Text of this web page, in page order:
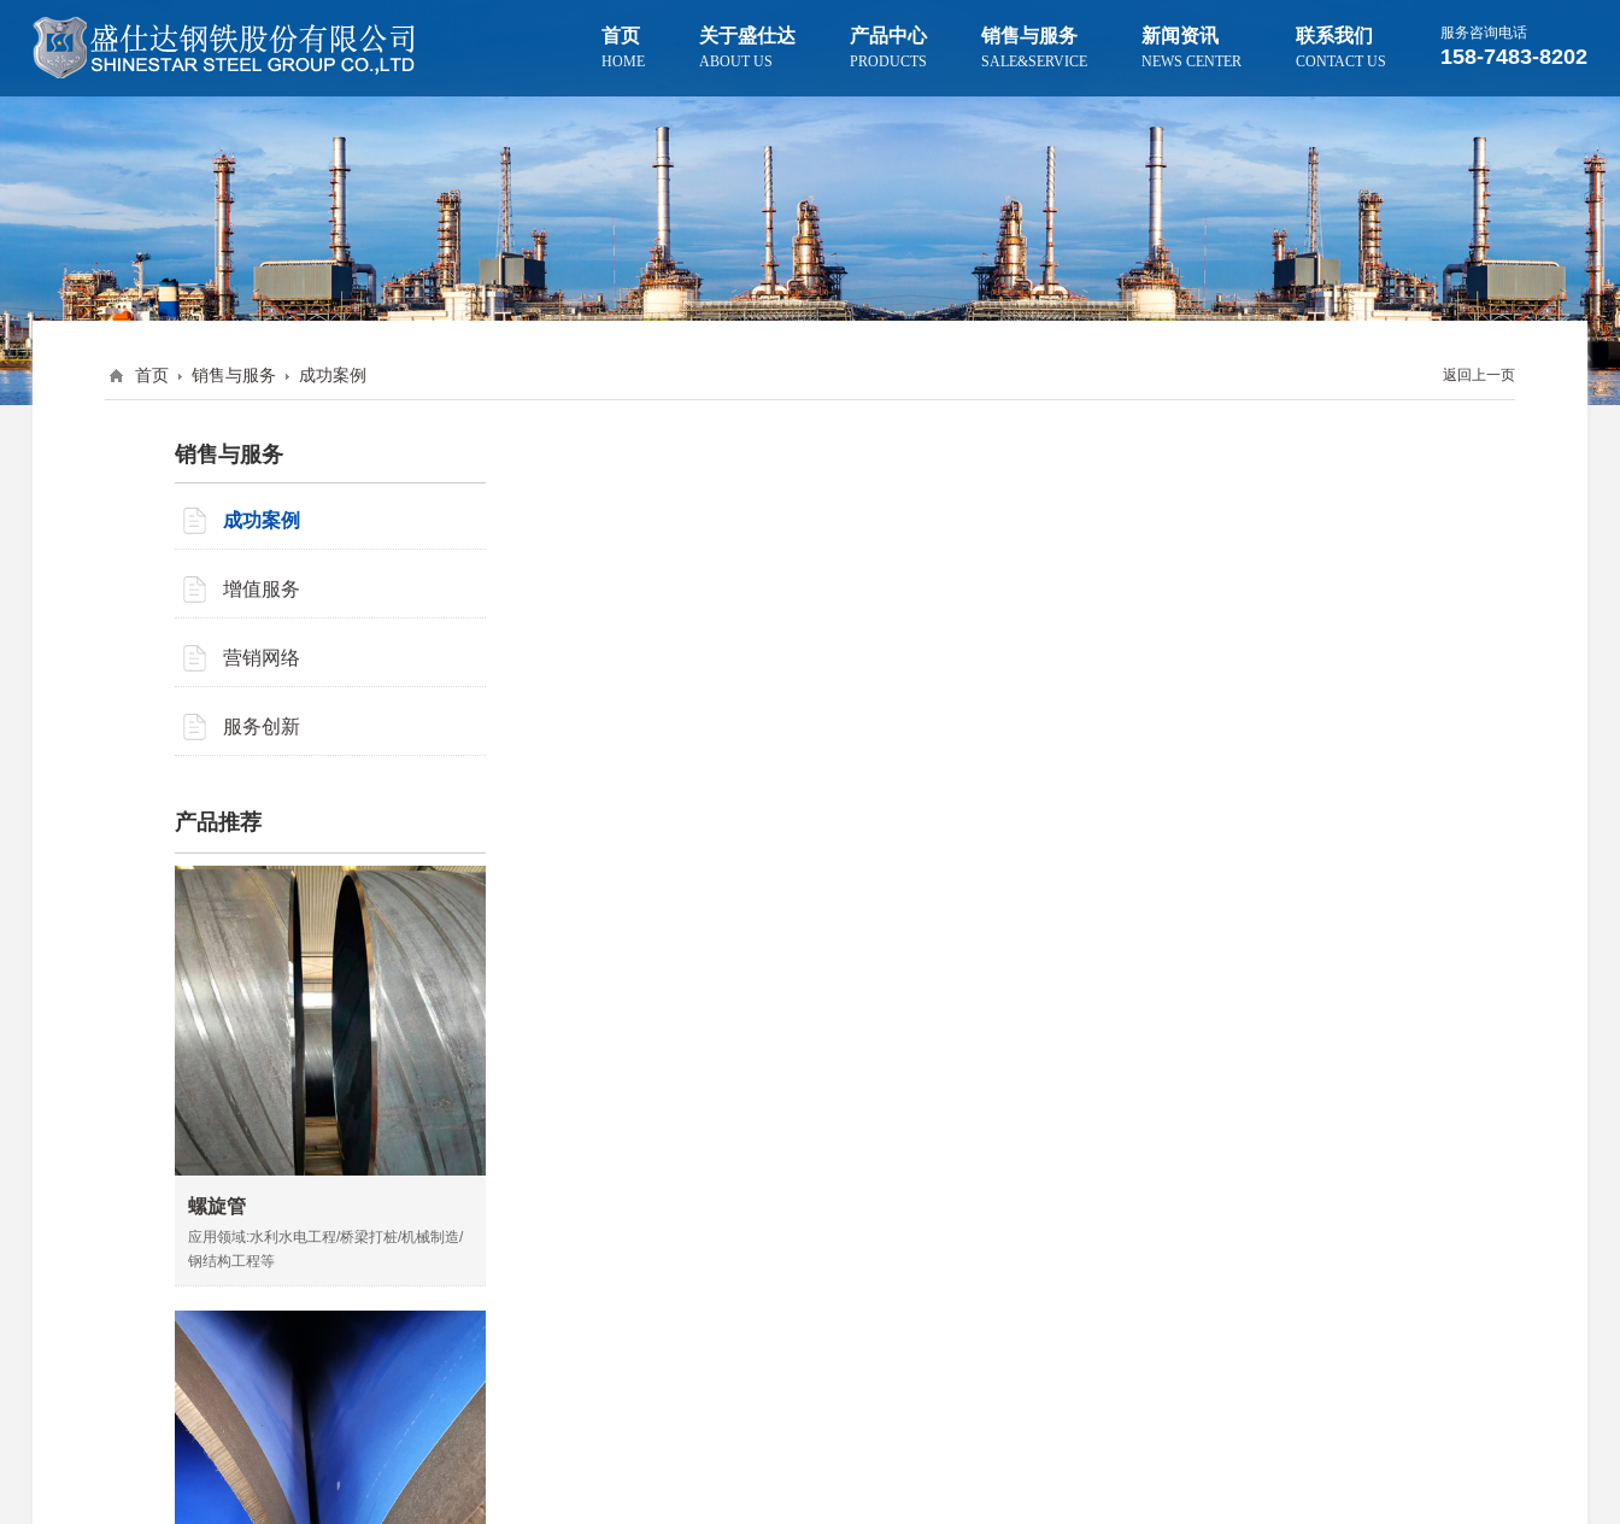
首页
HOME
关于盛仕达
ABOUT US
企业概况 企业文化 公司优势 发展目标 董事长致辞 精英团队
产品中心
PRODUCTS
主营生产
钢管配件
钢板加工
钢管系列
螺旋管
涂塑钢管
钢护筒
方矩管
焊管
镀锌管
型材系列
工字钢
槽钢
角钢
中厚板
热卷开平板
冷轧卷板
花纹板
销售与服务
SALE&SERVICE
销售与服务索引
成功案例
增值服务
营销网络
更多案例
最新成功案例
新闻资讯
NEWS CENTER
新闻资讯索引
行业资讯
盛仕达动态
价格行情
更多新闻
新年致词
联系我们
CONTACT US
服务咨询电话
158-7483-8202
返回上一页
首页 销售与服务 成功案例
销售与服务
成功案例
增值服务
营销网络
服务创新
产品推荐
螺旋管
应用领域:水利水电工程/桥梁打桩/机械制造/
钢结构工程等